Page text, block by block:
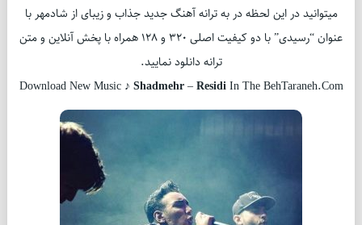
میتوانید در این لحظه در به ترانه آهنگ جدید جذاب و زیبای از شادمهر با
عنوان “رسیدی” با دو کیفیت اصلی 320 و 128 همراه با پخش آنلاین و متن
ترانه دانلود نمایید.
Download New Music ♪ Shadmehr–ResidiIn The BehTaraneh.Com